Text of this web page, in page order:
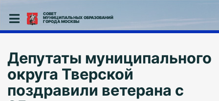
СОВЕТ
МУНИЦИПАЛЬНЫХ ОБРАЗОВАНИЙ
ГОРОДА МОСКВЫ
Депутаты муниципального
округа Тверской
поздравили ветерана с